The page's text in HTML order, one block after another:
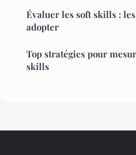
Évaluer les soft skills :
adopter
Top stratégies pour
skills